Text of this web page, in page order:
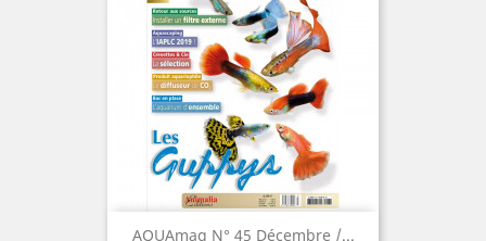
AQUAmag N° 45 Décembre /...